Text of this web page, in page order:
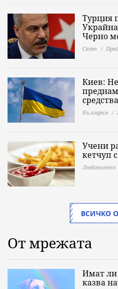
Турция
Черно
Свят
Киев:
България
Учени
кетчуп
Любопитно
ВСИЧКО
От мрежата
Имат ли
казва